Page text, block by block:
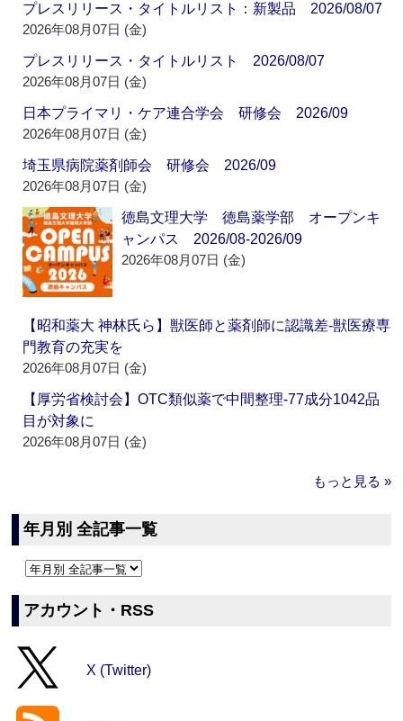
プレスリリース・タイトルリスト：新製品 2026/08/07
2026年08月07日 (金)
プレスリリース・タイトルリスト 2026/08/07
2026年08月07日 (金)
日本プライマリ・ケア連合学会 研修会 2026/09
2026年08月07日 (金)
埼玉県病院薬剤師会 研修会 2026/09
2026年08月07日 (金)
徳島文理大学 徳島薬学部 オープンキ
ャンパス 2026/08-2026/09
2026年08月07日 (金)
【昭和薬大 神林氏ら】獣医師と薬剤師に認識差‐獣医療専
門教育の充実を
2026年08月07日 (金)
【厚労省検討会】OTC類似薬で中間整理‐77成分1042品
目が対象に
2026年08月07日 (金)
もっと見る »
年月別 全記事一覧
アカウント・RSS
X (Twitter)